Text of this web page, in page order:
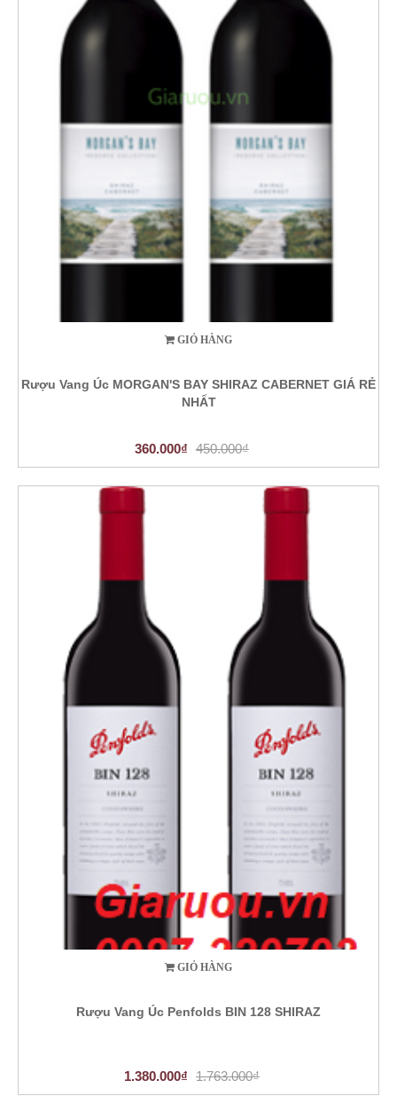
GIỎ HÀNG
Rượu Vang Úc MORGAN'S BAY SHIRAZ CABERNET GIÁ RẺ
NHẤT
360.000₫ 450.000₫
GIỎ HÀNG
Rượu Vang Úc Penfolds BIN 128 SHIRAZ
1.380.000₫ 1.763.000₫